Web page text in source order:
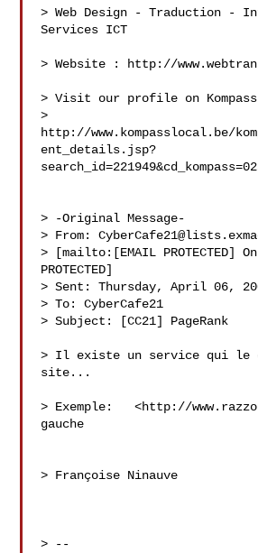
> Web Design - Traduction -
Services ICT
> Website : http://
> Visit our profile on
>
http://www.kompasslocal.be/
ent_details.jsp?
> -Original Message-
> From:
> [mailto:[EMAIL PROTECTED]
PROTECTED]
> Sent: Thursday, April 06,
> To: CyberCafe21
> Subject: [CC21] PageRank
> Il existe un service qui le
site...
> Exemple:   <http://
gauche
> Françoise Ninauve
> --